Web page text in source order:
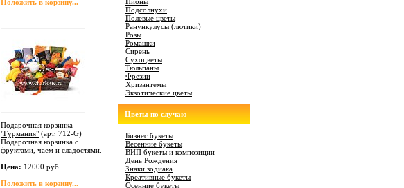
Положить в корзину...
Подарочная корзинка
"Гурмания" (арт. 712-G)
Подарочная корзинка с
фруктами, чаем и сладостями.
Цена: 12000 руб.
Положить в корзину...
Подсолнухи
Полевые цветы
Ранункулусы (лютики)
Розы
Ромашки
Сирень
Сухоцветы
Тюльпаны
Фрезии
Хризантемы
Экзотические цветы
Цветы по случаю
Бизнес букеты
Весенние букеты
ВИП букеты и композиции
День Рождения
Знаки зодиака
Креативные букеты
Осенние букеты